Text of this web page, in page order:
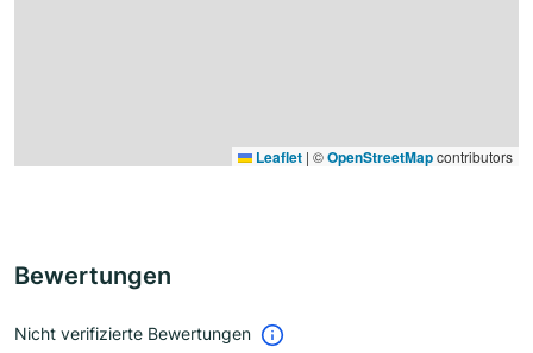
Leaflet | ©OpenStreetMapcontributors
Bewertungen
Nicht verifizierte Bewertungen